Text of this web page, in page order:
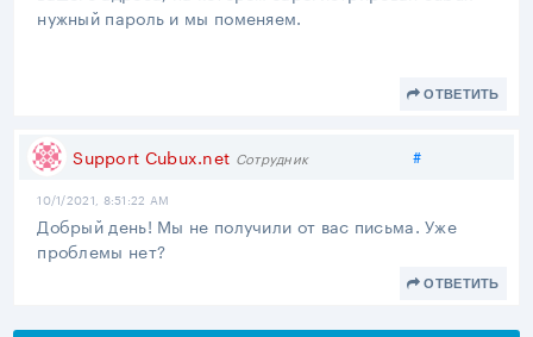
нужный пароль и мы поменяем.
ОТВЕТИТЬ
Support Cubux.net Сотрудник #Поделиться
10/1/2021, 8:51:22 AM
Добрый день! Мы не получили от вас письма. Уже
проблемы нет?
ОТВЕТИТЬ